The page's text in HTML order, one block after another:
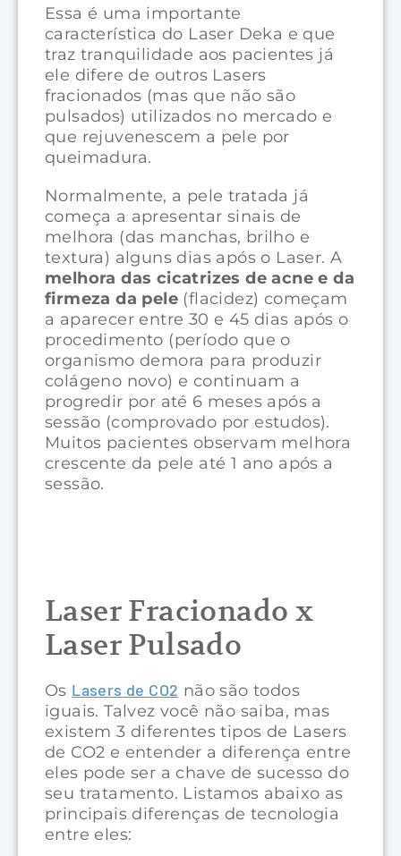
Essa é uma importante
característica do Laser Deka e que
traz tranquilidade aos pacientes já
ele difere de outros Lasers
fracionados (mas que não são
pulsados) utilizados no mercado e
que rejuvenescem a pele por
queimadura.
Normalmente, a pele tratada já
começa a apresentar sinais de
melhora (das manchas, brilho e
textura) alguns dias após o Laser. A
melhora das cicatrizes de acne e da
firmeza da pele (flacidez) começam
a aparecer entre 30 e 45 dias após o
procedimento (período que o
organismo demora para produzir
colágeno novo) e continuam a
progredir por até 6 meses após a
sessão (comprovado por estudos).
Muitos pacientes observam melhora
crescente da pele até 1 ano após a
sessão.
Laser Fracionado x
Laser Pulsado
Os Lasers de CO2 não são todos
iguais. Talvez você não saiba, mas
existem 3 diferentes tipos de Lasers
de CO2 e entender a diferença entre
eles pode ser a chave de sucesso do
seu tratamento. Listamos abaixo as
principais diferenças de tecnologia
entre eles: